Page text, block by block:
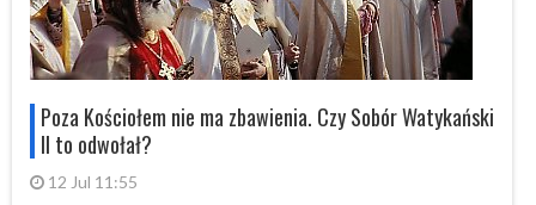
Poza Kościołem nie ma zbawienia. Czy Sobór Watykański
II to odwołał?
12 Jul 11:55